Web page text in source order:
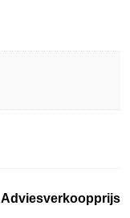
Adviesverkoopprijs